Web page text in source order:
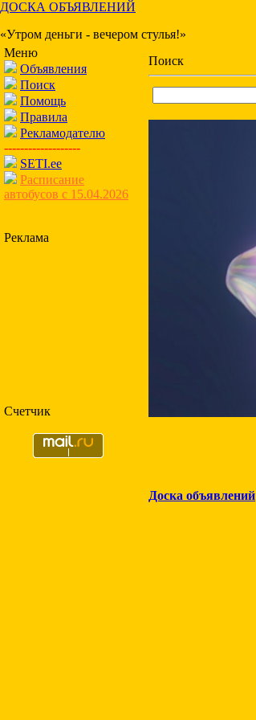
ДОСКА ОБЪЯВЛЕНИЙ
«Утром деньги - вечером стулья!»
Меню
Объявления
Поиск
Помощь
Правила
Рекламодателю
-------------------
SETI.ee
Расписание
автобусов с 15.04.2026
Реклама
Счетчик
Поиск
Доска объявлений